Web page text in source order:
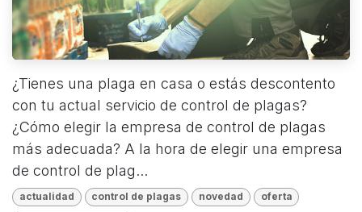
¿Tienes una plaga en casa o estás descontento
con tu actual servicio de control de plagas?
¿Cómo elegir la empresa de control de plagas
más adecuada? A la hora de elegir una empresa
de control de plag...
actualidad control de plagas novedad oferta